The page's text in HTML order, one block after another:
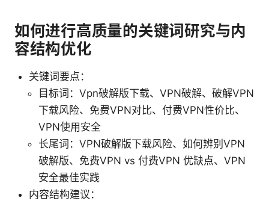
如何进行高质量的关键词研究与内
容结构优化
关键词要点：
目标词：Vpn破解版下载、VPN破解、破解VPN
下载风险、免费VPN对比、付费VPN性价比、
VPN使用安全
长尾词：VPN破解版下载风险、如何辨别VPN
破解版、免费VPN vs 付费VPN 优缺点、VPN
安全最佳实践
内容结构建议：